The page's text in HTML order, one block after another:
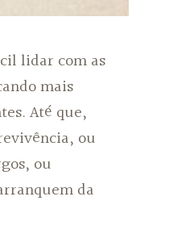
lidar com as
mais
Até que,
ou
ou
da